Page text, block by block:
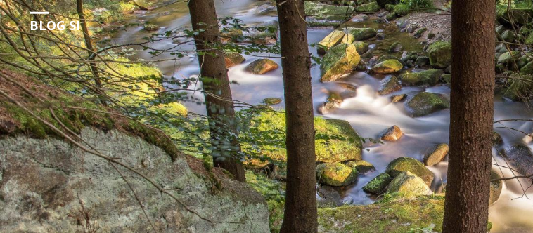
BLOG SI
Obserwacje Rzeczywistości